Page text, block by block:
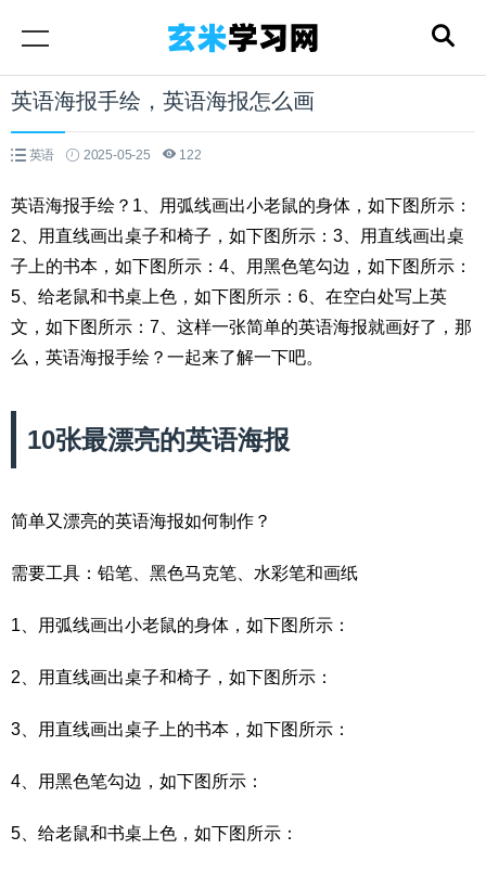
英语海报手绘，英语海报怎么画
英语 2025-05-25 122
英语海报手绘？1、用弧线画出小老鼠的身体，如下图所示：
2、用直线画出桌子和椅子，如下图所示：3、用直线画出桌
子上的书本，如下图所示：4、用黑色笔勾边，如下图所示：
5、给老鼠和书桌上色，如下图所示：6、在空白处写上英
文，如下图所示：7、这样一张简单的英语海报就画好了，那
么，英语海报手绘？一起来了解一下吧。
10张最漂亮的英语海报
简单又漂亮的英语海报如何制作？
需要工具：铅笔、黑色马克笔、水彩笔和画纸
1、用弧线画出小老鼠的身体，如下图所示：
2、用直线画出桌子和椅子，如下图所示：
3、用直线画出桌子上的书本，如下图所示：
4、用黑色笔勾边，如下图所示：
5、给老鼠和书桌上色，如下图所示：